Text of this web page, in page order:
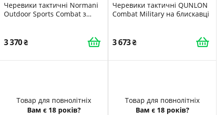
Черевики тактичні Normani
Outdoor Sports Combat з
3 370
Черевики тактичні QUNLON
Combat Military на блискавці
3 673
Товар для повнолітніх
Вам є 18 років?
Товар для повнолітніх
Вам є 18 років?